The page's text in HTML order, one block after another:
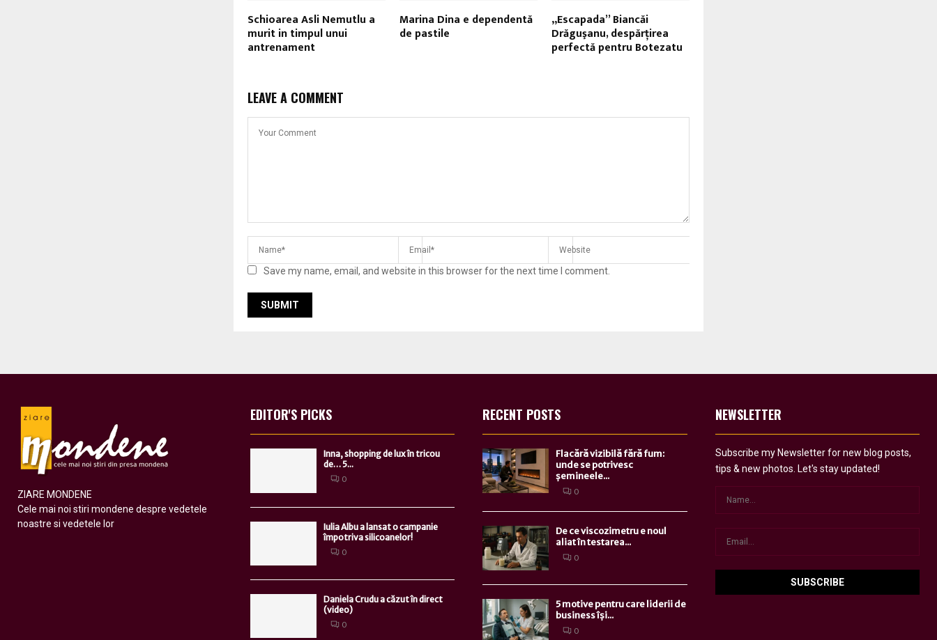
Schioarea Asli Nemutlu a
murit in timpul unui
antrenament
Marina Dina e dependentă
de pastile
„Escapada” Biancăi
Drăguşanu, despărţirea
perfectă pentru Botezatu
LEAVE A COMMENT
Save my name, email, and website in this browser for the next time I comment.
ZIARE MONDENE
Cele mai noi stiri mondene despre vedetele
noastre si vedetele lor
EDITOR'S PICKS
Inna, shopping de lux în tricou
de… 5...
0
Iulia Albu a lansat o campanie
împotriva silicoanelor!
0
Daniela Crudu a căzut în direct
(video)
0
RECENT POSTS
Flacără vizibilă fără fum:
unde se potrivesc
șemineele...
0
De ce viscozimetru e noul
aliat în testarea...
0
5 motive pentru care liderii de
business își...
0
NEWSLETTER
Subscribe my Newsletter for new blog posts,
tips & new photos. Let's stay updated!